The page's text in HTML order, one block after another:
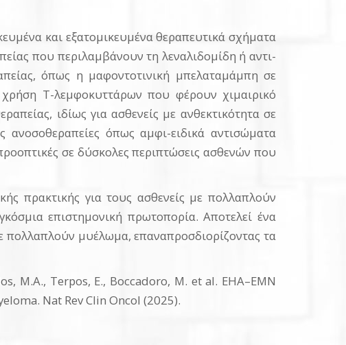
και εξατομικευμένα θεραπευτικά σχήματα
που περιλαμβάνουν τη λεναλιδομίδη ή αντι-
όπως η μαφοντοτινική μπελαταμάμπη σε
Τ-λεμφοκυττάρων που φέρουν χιμαιρικό
ιδίως για ασθενείς με ανθεκτικότητα σε
ανοσοθεραπείες όπως αμφι-ειδικά αντισώματα
σε δύσκολες περιπτώσεις ασθενών που
πρακτικής για τους ασθενείς με πολλαπλούν
επιστημονική πρωτοπορία. Αποτελεί ένα
πολλαπλούν μυέλωμα, επαναπροσδιορίζοντας τα
M.A., Terpos, E., Boccadoro, M. et al. EHA–EMN
Nat Rev Clin Oncol (2025).